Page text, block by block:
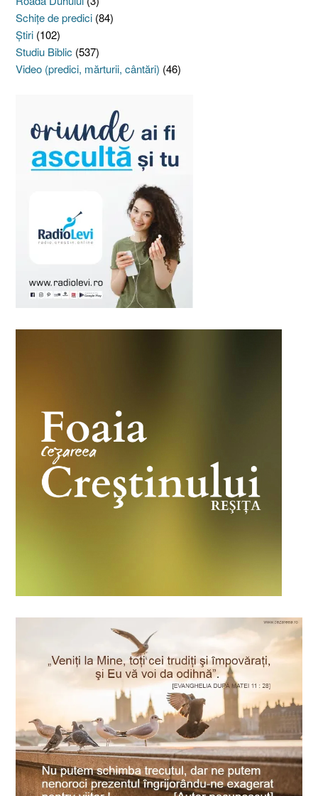
Schiţe de predici (84)
Ştiri (102)
Studiu Biblic (537)
Video (predici, mărturii, cântări) (46)